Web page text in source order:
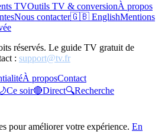
TVOutils TV & conversionÀ propos
Nous contacter🇬🇧 EnglishMentions
réservés. Le guide TV gratuit de
: support@tv.fr
À proposContact
Ce soir🔴Direct🔍Recherche
pour améliorer votre expérience. En